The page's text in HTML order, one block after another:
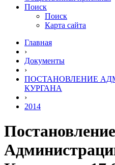
Поиск
Поиск
Карта сайта
Главная
›
Документы
›
ПОСТАНОВЛЕНИЕ
КУРГАНА
›
2014
Постановление